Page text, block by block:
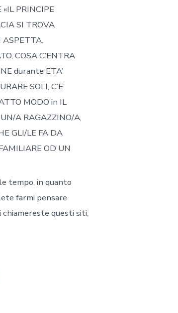
«IL PRINCIPE
SI TROVA
COSA C’ENTRA
durante ETA’
SOLI, C’E’
MODO in IL
A RAGAZZINO/A,
GLI/LE FA DA
OD UN
tempo, in quanto
farmi pensare
questi siti,